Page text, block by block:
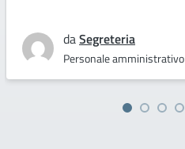
daSegreteria
Personale amministrativo